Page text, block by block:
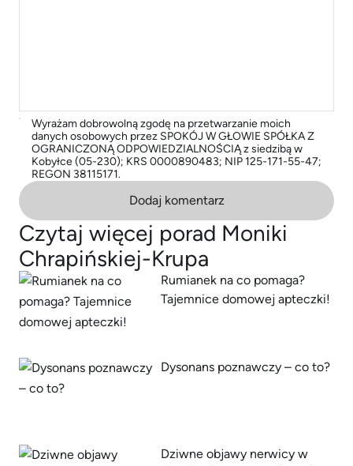
Wyrażam dobrowolną zgodę na przetwarzanie moich
danych osobowych przez SPOKÓJ W GŁOWIE SPÓŁKA Z
OGRANICZONĄ ODPOWIEDZIALNOŚCIĄ z siedzibą w
Kobyłce (05-230); KRS 0000890483; NIP 125-171-55-47;
REGON 38115171.
Dodaj komentarz
Czytaj więcej porad Moniki
Chrapińskiej-Krupa
Rumianek na co pomaga?
Tajemnice domowej apteczki!
Dysonans poznawczy – co to?
Dziwne objawy nerwicy w